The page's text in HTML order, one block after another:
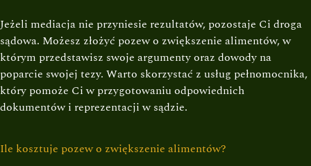
Jeżeli mediacja nie przyniesie rezultatów, pozostaje Ci droga
sądowa. Możesz złożyć pozew o zwiększenie alimentów, w
którym przedstawisz swoje argumenty oraz dowody na
poparcie swojej tezy. Warto skorzystać z usług pełnomocnika,
który pomoże Ci w przygotowaniu odpowiednich
dokumentów i reprezentacji w sądzie.
Ile kosztuje pozew o zwiększenie alimentów?